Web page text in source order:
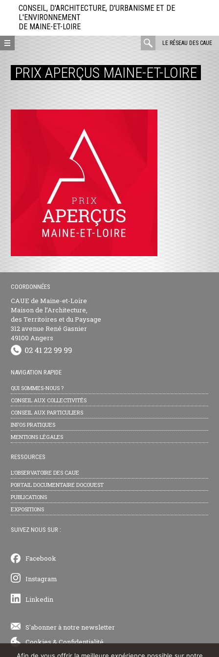
directement
contenu
CONSEIL, D'ARCHITECTURE, D'URBANISME ET DE
L'ENVIRONNEMENT
DE MAINE-ET-LOIRE
LE RÉSEAU DES CAUE
rechercher
PRIX APERÇUS MAINE-ET-LOIRE
COORDONNÉES
CAUE de Maine-et-Loire
Maison de l’Architecture,
des Territoires et du Paysage
312 avenue René Gasnier
49100 Angers
NAVIGATION RAPIDE
QUI SOMMES-NOUS ?
CONSEIL AUX COLLECTIVITÉS
CONSEIL AUX PARTICULIERS
INFOS PRATIQUES
MENTIONS LÉGALES
RESSOURCES
L’OBSERVATOIRE DES CAUE
PORTAIL DOCUMENTAIRE DOCOUEST
PUBLICATIONS
EXPOSITIONS
SUIVEZ NOUS SUR :
Facebook
Instagram
Linkedin
S'abonner à notre newsletter
Cookies&Confidentialité